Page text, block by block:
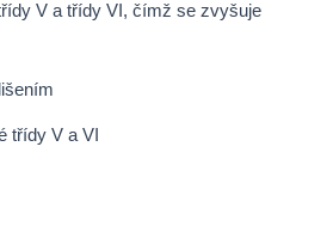
V a třídy VI, čímž se zvyšuje
třídy V a VI